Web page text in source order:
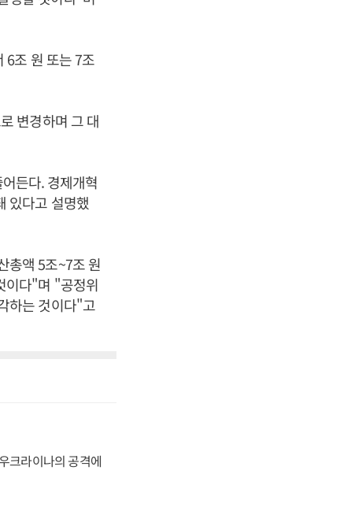
6조 원 또는 7조
변경하며 그 대
든다. 경제개혁
있다고 설명했
총액 5조~7조 원
이다"며 "공정위
하는 것이다"고
크라이나의 공격에